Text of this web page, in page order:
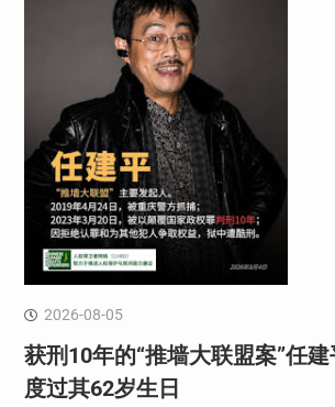
2026-08-05
获刑10年的“推墙大联盟案”任
度过其62岁生日